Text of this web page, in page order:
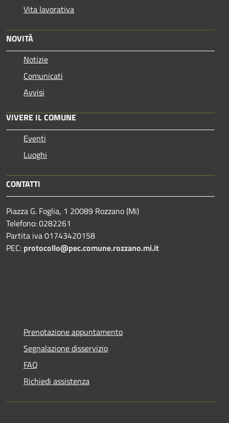
Vita lavorativa
NOVITÀ
Notizie
Comunicati
Avvisi
VIVERE IL COMUNE
Eventi
Luoghi
CONTATTI
Piazza G. Foglia, 1 20089 Rozzano (Mi)
Telefono: 0282261
Partita iva 01743420158
PEC: protocollo@pec.comune.rozzano.mi.it
Prenotazione appuntamento
Segnalazione disservizio
FAQ
Richiedi assistenza